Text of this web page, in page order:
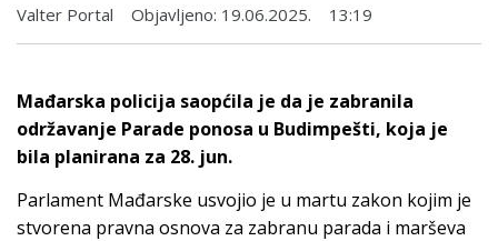
Valter Portal Objavljeno: 19.06.2025. 13:19
Mađarska policija saopćila je da je zabranila
održavanje Parade ponosa u Budimpešti, koja je
bila planirana za 28. jun.
Parlament Mađarske usvojio je u martu zakon kojim je
stvorena pravna osnova za zabranu parada i marševa